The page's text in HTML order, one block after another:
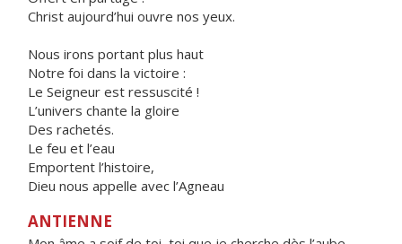
Christ aujourd’hui ouvre nos yeux.
Nous irons portant plus haut
Notre foi dans la victoire :
Le Seigneur est ressuscité !
L’univers chante la gloire
Des rachetés.
Le feu et l’eau
Emportent l’histoire,
Dieu nous appelle avec l’Agneau
ANTIENNE